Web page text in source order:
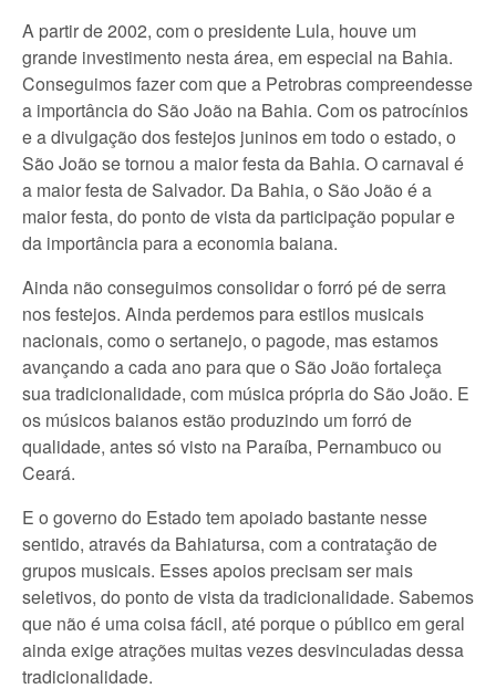
A partir de 2002, com o presidente Lula, houve um
grande investimento nesta área, em especial na Bahia.
Conseguimos fazer com que a Petrobras compreendesse
a importância do São João na Bahia. Com os patrocínios
e a divulgação dos festejos juninos em todo o estado, o
São João se tornou a maior festa da Bahia. O carnaval é
a maior festa de Salvador. Da Bahia, o São João é a
maior festa, do ponto de vista da participação popular e
da importância para a economia baiana.
Ainda não conseguimos consolidar o forró pé de serra
nos festejos. Ainda perdemos para estilos musicais
nacionais, como o sertanejo, o pagode, mas estamos
avançando a cada ano para que o São João fortaleça
sua tradicionalidade, com música própria do São João. E
os músicos baianos estão produzindo um forró de
qualidade, antes só visto na Paraíba, Pernambuco ou
Ceará.
E o governo do Estado tem apoiado bastante nesse
sentido, através da Bahiatursa, com a contratação de
grupos musicais. Esses apoios precisam ser mais
seletivos, do ponto de vista da tradicionalidade. Sabemos
que não é uma coisa fácil, até porque o público em geral
ainda exige atrações muitas vezes desvinculadas dessa
tradicionalidade.